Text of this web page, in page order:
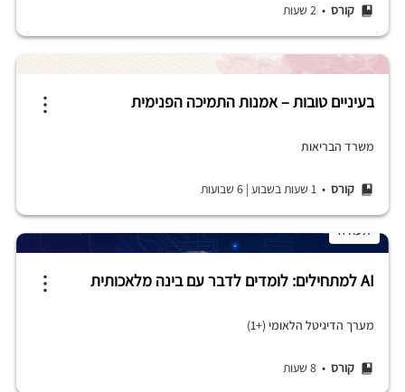
קורס • 2 שעות
בעיניים טובות – אמנות התמיכה הפנימית
משרד הבריאות
קורס • 1 שעות בשבוע |
תעודה
AI למתחילים: לומדים לדבר עם בינה מלאכותית
מערך הדיגיטל הלאומי (+1)
קורס • 8 שעות